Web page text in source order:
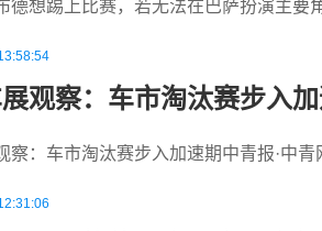
德想踢上比赛，若无法在巴萨扮演主要
观察：车市淘汰赛步入
察：车市淘汰赛步入加速期中青报·中